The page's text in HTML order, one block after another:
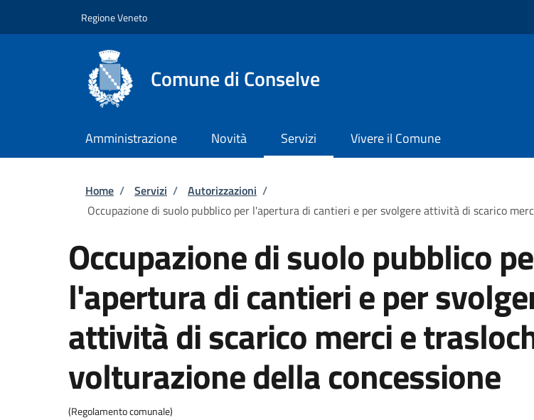
Regione Veneto
Comune di Conselve
Amministrazione Novità Servizi Vivere il Comune
Briciole di pane
Home / Servizi / Autorizzazioni /
Occupazione di suolo pubblico per l'apertura di cantieri e per svolgere attività di scarico
Occupazione di suolo pubblico
l'apertura di cantieri e per
attività di scarico merci e
volturazione della concessione
(Regolamento comunale)